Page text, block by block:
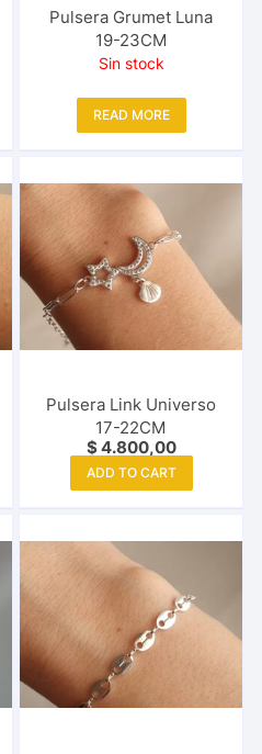
Pulsera Grumet Luna
19-23CM
Sin stock
READ MORE
Pulsera Link Universo
17-22CM
$4.800,00
ADD TO CART